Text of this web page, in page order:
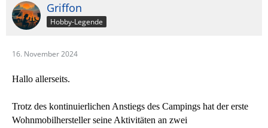
Griffon
Hobby-Legende
16. November 2024
Hallo allerseits.
Trotz des kontinuierlichen Anstiegs des Campings hat der erste
Wohnmobilhersteller seine Aktivitäten an zwei